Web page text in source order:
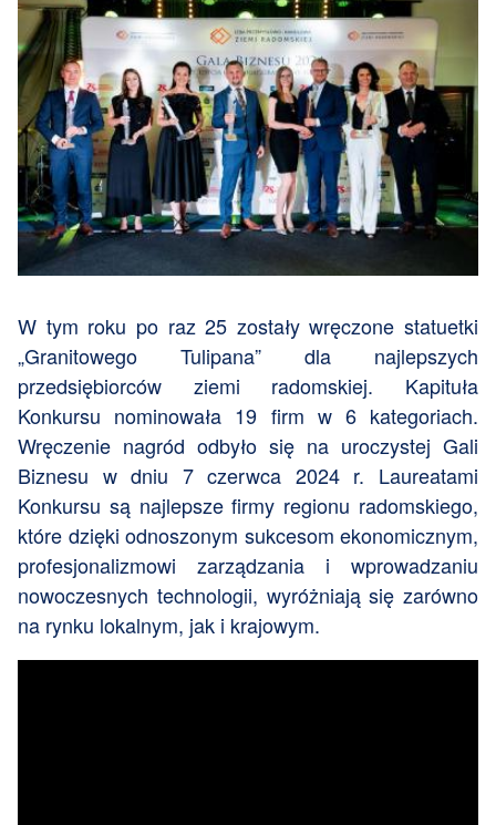
W tym roku po raz 25 zostały wręczone statuetki
„Granitowego Tulipana” dla najlepszych
przedsiębiorców ziemi radomskiej. Kapituła
Konkursu nominowała 19 firm w 6 kategoriach.
Wręczenie nagród odbyło się na uroczystej Gali
Biznesu w dniu 7 czerwca 2024 r. Laureatami
Konkursu są najlepsze firmy regionu radomskiego,
które dzięki odnoszonym sukcesom ekonomicznym,
profesjonalizmowi zarządzania i wprowadzaniu
nowoczesnych technologii, wyróżniają się zarówno
na rynku lokalnym, jak i krajowym.